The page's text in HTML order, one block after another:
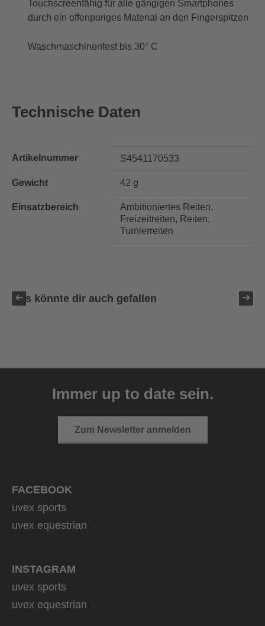
Touchscreenfähig für alle gängigen Smartphones
durch ein offenporiges Material an den Fingerspitzen
Waschmaschinenfest bis 30° C
Technische Daten
Artikelnummer S4541170533
Gewicht 42 g
Einsatzbereich
Ambitioniertes Reiten,
Freizeitreiten, Reiten,
Turnierreiten
Das könnte dir auch gefallen
3 FarbvariantenImmer up to date sein.
Zum Newsletter anmelden
FACEBOOK
uvex sports
uvex equestrian
INSTAGRAM
uvex sports
uvex equestrian